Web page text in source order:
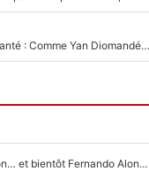
Antoine Griezmann et N'Golo Kanté : Comme Yan Diomandé, les deux champions du monde ont refusé de signer au PSG !
Max Verstappen, Lewis Hamilton… et bientôt Fernando Alonso ? Le classement des pilotes les mieux payés en Formule 1 risque de changer !